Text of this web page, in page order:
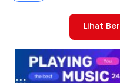
Lihat